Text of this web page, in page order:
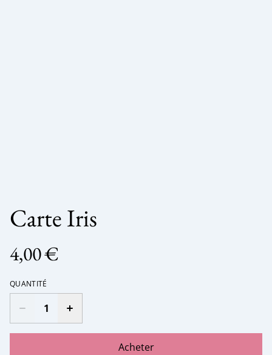
Carte Iris
4,00 €
QUANTITÉ
Acheter